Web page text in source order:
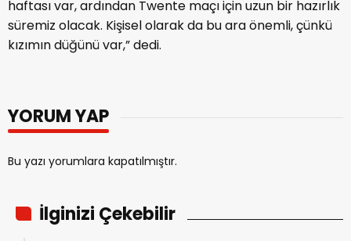
haftası var, ardından Twente maçı için uzun bir hazırlık
süremiz olacak. Kişisel olarak da bu ara önemli, çünkü
kızımın düğünü var,” dedi.
YORUM YAP
Bu yazı yorumlara kapatılmıştır.
İlginizi Çekebilir